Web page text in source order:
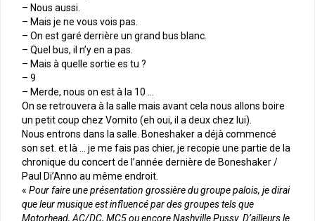
– Nous aussi.
– Mais je ne vous vois pas.
– On est garé derrière un grand bus blanc.
– Quel bus, il n’y en a pas.
– Mais à quelle sortie es tu ?
– 9
– Merde, nous on est à la 10 …
On se retrouvera à la salle mais avant cela nous allons boire
un petit coup chez Vomito (eh oui, il a deux chez lui).
Nous entrons dans la salle. Boneshaker a déjà commencé
son set. et là … je me fais pas chier, je recopie une partie de la
chronique du concert de l’année dernière de Boneshaker /
Paul Di’Anno au même endroit.
« Pour faire une présentation grossière du groupe palois, je dirai
que leur musique est influencé par des groupes tels que
Motorhead, AC/DC, MC5 ou encore Nashville Pussy. D’ailleurs le